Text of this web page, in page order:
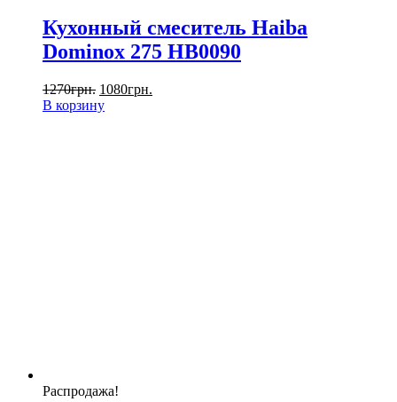
Кухонный смеситель Haiba
Dominox 275 HB0090
1270грн. 1080грн.
В корзину
Распродажа!